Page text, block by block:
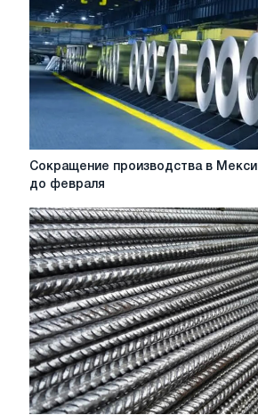
2,3%
в
2023
г.
Сокращение
производства
Мексике
продлится
до
февраля
Сокращение производства в
до февраля